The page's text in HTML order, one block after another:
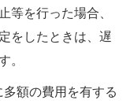
を行った場合、
をしたときは、遅
額の費用を有する